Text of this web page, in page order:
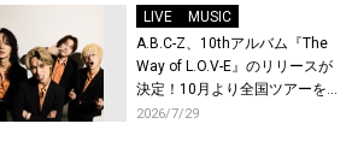
先行上映会を開催！
LIVE
MUSIC
A.B.C-Z、10thアルバム『The
Way of L.O.V-E』のリリースが
決定！10月より全国ツアーを
開催！
2026/7/29